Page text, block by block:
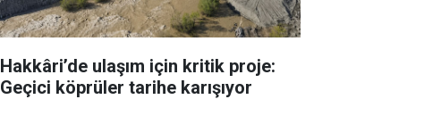
Hakkâri’de ulaşım için kritik proje:
Geçici köprüler tarihe karışıyor